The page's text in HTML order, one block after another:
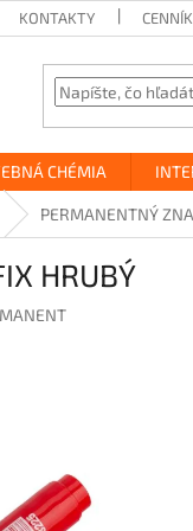
KONTAKTY
CHÉMIA
PERMANENTNÝ
HRUBÝ